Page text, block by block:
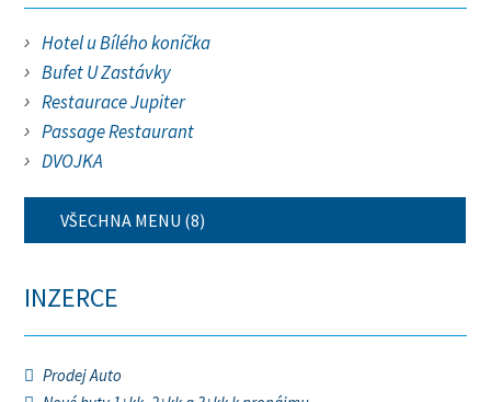
Hotel u Bílého koníčka
Bufet U Zastávky
Restaurace Jupiter
Passage Restaurant
DVOJKA
VŠECHNA MENU (8)
INZERCE
Prodej Auto